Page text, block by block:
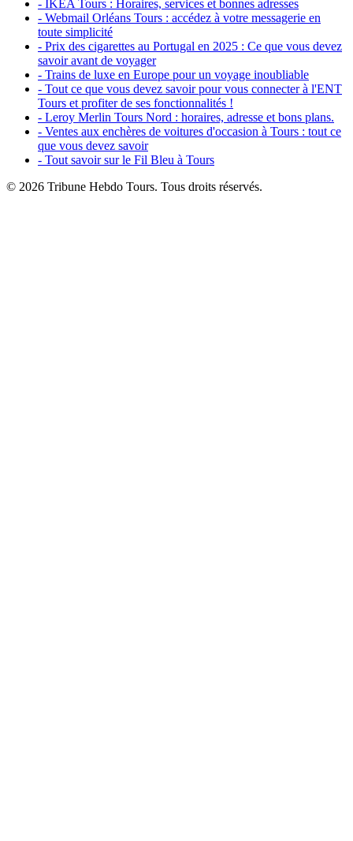
- IKEA Tours : Horaires, services et bonnes adresses
- Webmail Orléans Tours : accédez à votre messagerie en
toute simplicité
- Prix des cigarettes au Portugal en 2025 : Ce que vous devez
savoir avant de voyager
- Trains de luxe en Europe pour un voyage inoubliable
- Tout ce que vous devez savoir pour vous connecter à l'ENT
Tours et profiter de ses fonctionnalités !
- Leroy Merlin Tours Nord : horaires, adresse et bons plans.
- Ventes aux enchères de voitures d'occasion à Tours : tout ce
que vous devez savoir
- Tout savoir sur le Fil Bleu à Tours
© 2026 Tribune Hebdo Tours. Tous droits réservés.